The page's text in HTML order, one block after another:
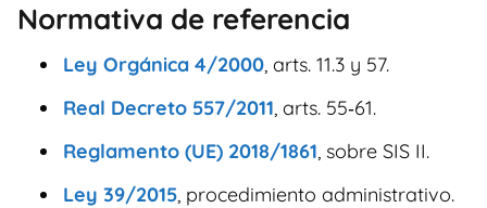
Normativa de referencia
Ley Orgánica 4/2000, arts. 11.3 y 57.
Real Decreto 557/2011, arts. 55‑61.
Reglamento (UE) 2018/1861, sobre SIS II.
Ley 39/2015, procedimiento administrativo.